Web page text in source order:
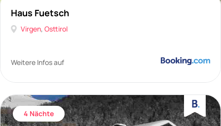
Haus Fuetsch
Virgen, Osttirol
Weitere Infos auf
4 Nächte